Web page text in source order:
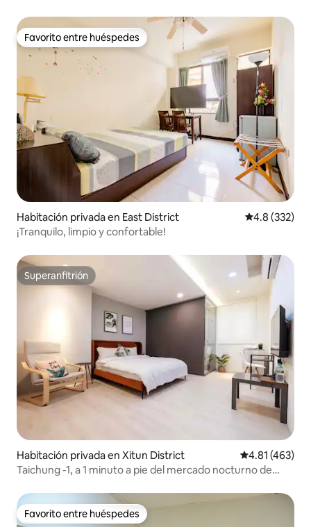
Habitación ecológica - Cerca de la playa. Sin ventanas, con
baño privado
Favorito entre huéspedes
Favorito entre huéspedes
Habitación privada en East District Calificación
4.8 (332)
¡Tranquilo, limpio y confortable!
Superanfitrión
Superanfitrión
Habitación privada en Xitun District Calificación
4.81 (463)
Taichung -1, a 1 minuto a pie del mercado nocturno de
Favorito entre huéspedes
Favorito entre huéspedes